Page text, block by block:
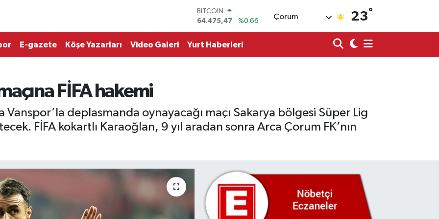
DOLAR
47,5971
%0.05
EURO
55,1336
%0.18
BITCOIN
64.475,47
Çorum 23°
E-gazete Köşe Yazarları Video Galeri Yurt Haberleri
FİFA hakemi
Vanspor’la deplasmanda oynayacağı maçı Sakarya bölgesi Süper Lig
FİFA kokartlı Karaoğlan, 9 yıl aradan sonra Arca Çorum FK’nın